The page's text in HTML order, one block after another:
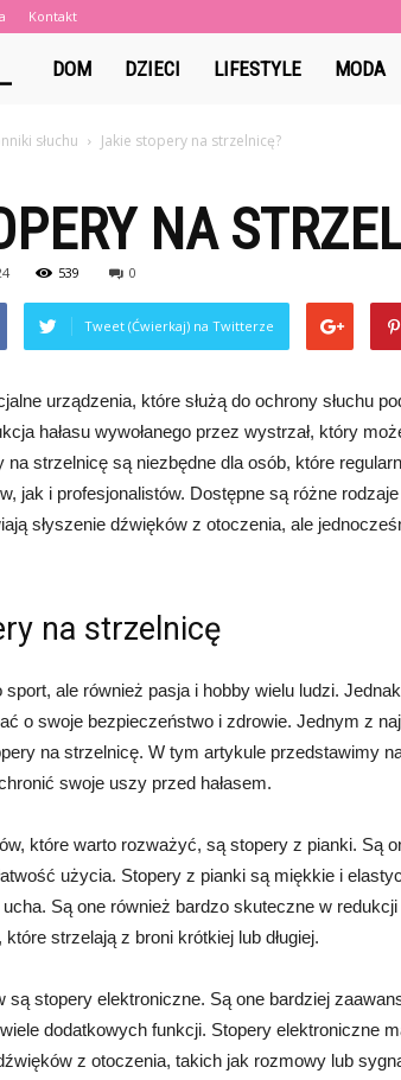
Kontakt
Lov3.pl
DOM DZIECI LIFESTYLE MODA
słuchu Jakie stopery na strzelnicę?
NA
539 0
Tweet (Ćwierkaj) na Twitterze
urządzenia, które służą do ochrony słuchu
hałasu wywołanego przez wystrzał, który
na strzelnicę są niezbędne dla osób, które
jak i profesjonalistów. Dostępne są różne
słyszenie dźwięków z otoczenia, ale
na strzelnicę
sport, ale również pasja i hobby wielu ludzi.
o swoje bezpieczeństwo i zdrowie. Jednym z
na strzelnicę. W tym artykule przedstawimy
swoje uszy przed hałasem.
które warto rozważyć, są stopery z pianki. Są
użycia. Stopery z pianki są miękkie i
Są one również bardzo skuteczne w redukcji
strzelają z broni krótkiej lub długiej.
są stopery elektroniczne. Są one bardziej
dodatkowych funkcji. Stopery elektroniczne
z otoczenia, takich jak rozmowy lub